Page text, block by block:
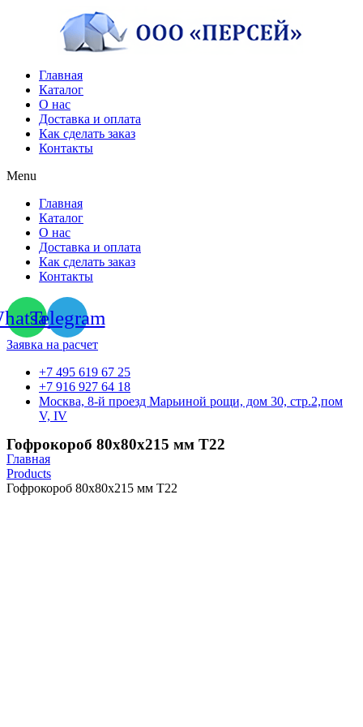
содержимому
Главная
Каталог
О нас
Доставка и оплата
Как сделать заказ
Контакты
Menu
Главная
Каталог
О нас
Доставка и оплата
Как сделать заказ
Контакты
Telegram
Заявка на расчет
+7 495 619 67 25
+7 916 927 64 18
Москва, 8-й проезд Марьиной рощи, дом 30, стр.2,пом
V, IV
Гофрокороб 80х80х215 мм Т22
Главная
Products
Гофрокороб 80х80х215 мм Т22